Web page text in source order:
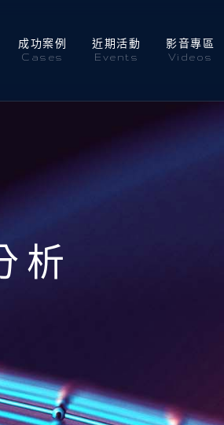
成功案例
Cases
近期活動
Events
影音專區
Videos
析